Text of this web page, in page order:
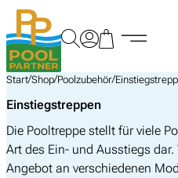
Zum
Inhalt
springen
Start/Shop/Poolzubehör/
Einstiegstreppen
Die Pooltreppe stellt für viele
Art des Ein- und Ausstiegs
Angebot an verschiedenen